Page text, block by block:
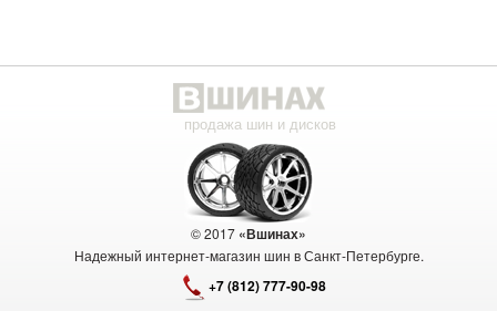
продажа шин и дисков
© 2017 «Вшинах»
Надежный интернет-магазин шин в Санкт-Петербурге.
+7 (812) 777-90-98